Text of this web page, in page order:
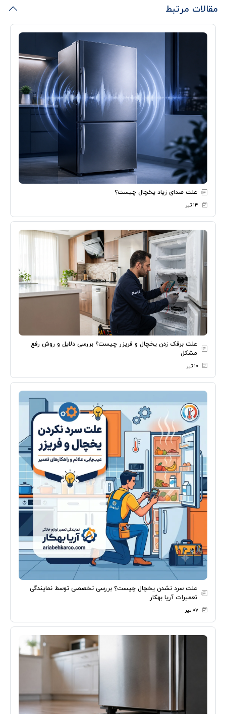
مقالات مرتبط
علت صدای زیاد یخچال چیست؟
۱۴ تیر
علت برفک زدن یخچال و فریزر چیست؟ بررسی دلایل و روش رفع
مشکل
۱۰ تیر
علت سرد نشدن یخچال چیست؟ بررسی تخصصی توسط نمایندگی
تعمیرات آریا بهکار
۰۷ تیر